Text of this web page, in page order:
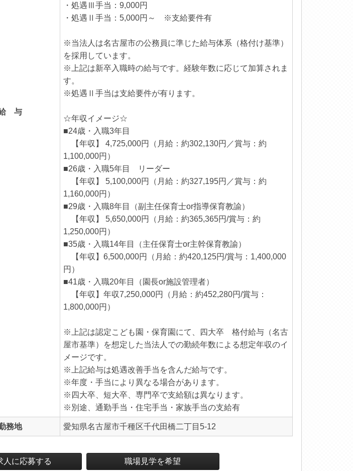
与
・処遇Ⅲ手当：9,000円
・処遇Ⅱ手当：5,000円～ ※支給要件有
※当法人は名古屋市の公務員に準じた給与体系（格付け基準）
を採用しています。
※上記は新卒入職時の給与です。経験年数に応じて加算されま
す。
※処遇Ⅱ手当は支給要件が有ります。
☆年収イメージ☆
■24歳・入職3年目
【年収】 4,725,000円（月給：約302,130円／賞与：約
1,100,000円）
■26歳・入職5年目 リーダー
【年収】 5,100,000円（月給：約327,195円／賞与：約
1,160,000円）
■29歳・入職8年目（副主任保育士or指導保育教諭）
【年収】 5,650,000円（月給：約365,365円/賞与：約
1,250,000円）
■35歳・入職14年目（主任保育士or主幹保育教諭）
【年収】6,500,000円（月給：約420,125円/賞与：1,400,000
円）
■41歳・入職20年目（園長or施設管理者）
【年収】年収7,250,000円（月給：約452,280円/賞与：
1,800,000円）
※上記は認定こども園・保育園にて、四大卒 格付給与（名古
屋市基準）を想定した当法人での勤続年数による想定年収のイ
メージです。
※上記給与は処遇改善手当を含んだ給与です。
※年度・手当により異なる場合があります。
※四大卒、短大卒、専門卒で支給額は異なります。
※別途、通勤手当・住宅手当・家族手当の支給有
務地 愛知県名古屋市千種区千代田橋二丁目5-12
人に応募する 職場見学を希望